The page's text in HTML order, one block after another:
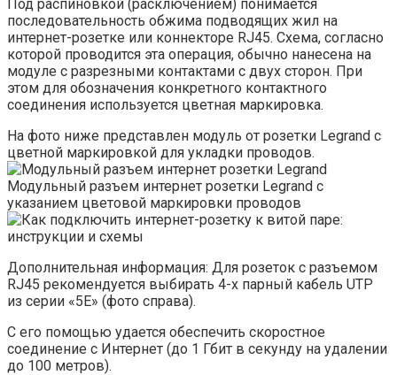
Под распиновкой (расключением) понимается
последовательность обжима подводящих жил на
интернет-розетке или коннекторе RJ45. Схема, согласно
которой проводится эта операция, обычно нанесена на
модуле с разрезными контактами с двух сторон. При
этом для обозначения конкретного контактного
соединения используется цветная маркировка.
На фото ниже представлен модуль от розетки Legrand с
цветной маркировкой для укладки проводов.
Модульный разъем интернет розетки Legrand с
указанием цветовой маркировки проводов
Дополнительная информация: Для розеток с разъемом
RJ45 рекомендуется выбирать 4-х парный кабель UTP
из серии «5E» (фото справа).
С его помощью удается обеспечить скоростное
соединение с Интернет (до 1 Гбит в секунду на удалении
до 100 метров).